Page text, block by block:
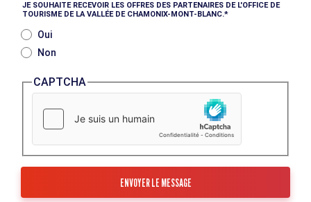
JE SOUHAITE RECEVOIR LES OFFRES DES PARTENAIRES DE L'OFFICE DE
TOURISME DE LA VALLÉE DE CHAMONIX-MONT-BLANC.
Oui
Non
CAPTCHA